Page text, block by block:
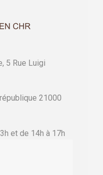
5 Rue Luigi
21000
et de 14h à 17h